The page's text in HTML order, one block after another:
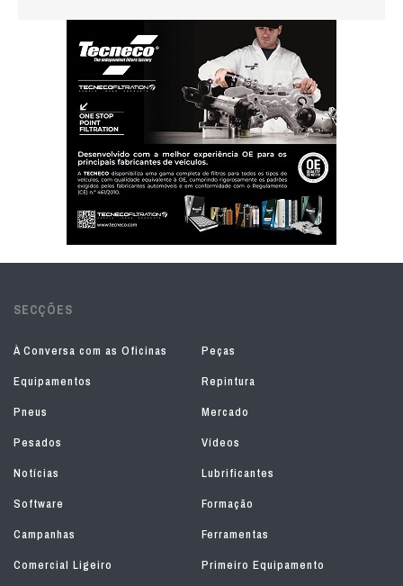
SECÇÕES
À Conversa com as Oficinas
Peças
Equipamentos
Repintura
Pneus
Mercado
Pesados
Vídeos
Notícias
Lubrificantes
Software
Formação
Campanhas
Ferramentas
Comercial Ligeiro
Primeiro Equipamento